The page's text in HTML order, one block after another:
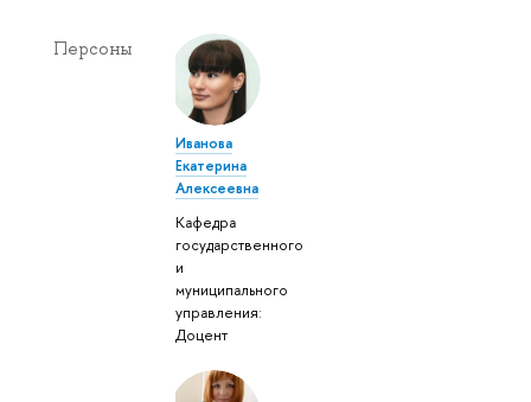
Персоны
Иванова
Екатерина
Алексеевна
Кафедра
государственного
и
муниципального
управления:
Доцент